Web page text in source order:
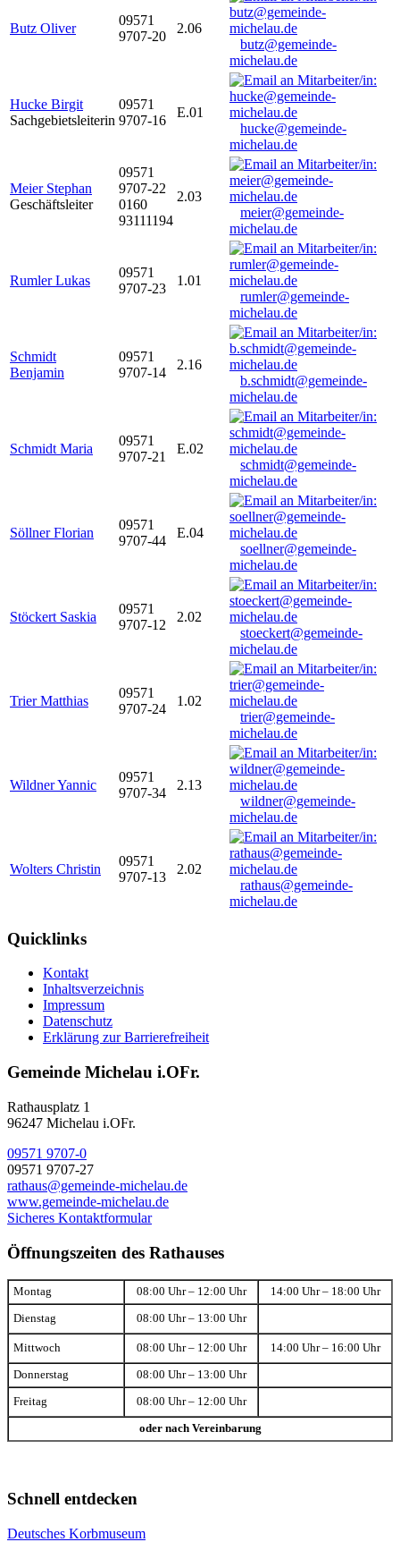
Butz Oliver
09571
9707-20
2.06
butz@gemeinde-
michelau.de
Hucke Birgit
Sachgebietsleiterin
09571
9707-16
E.01
hucke@gemeinde-
michelau.de
Meier Stephan
Geschäftsleiter
09571
9707-22
0160
93111194
2.03
meier@gemeinde-
michelau.de
Rumler Lukas
09571
9707-23
1.01
rumler@gemeinde-
michelau.de
Schmidt
Benjamin
09571
9707-14
2.16
b.schmidt@gemeinde-
michelau.de
Schmidt Maria
09571
9707-21
E.02
schmidt@gemeinde-
michelau.de
Söllner Florian
09571
9707-44
E.04
soellner@gemeinde-
michelau.de
Stöckert Saskia
09571
9707-12
2.02
stoeckert@gemeinde-
michelau.de
Trier Matthias
09571
9707-24
1.02
trier@gemeinde-
michelau.de
Wildner Yannic
09571
9707-34
2.13
wildner@gemeinde-
michelau.de
Wolters Christin
09571
9707-13
2.02
rathaus@gemeinde-
michelau.de
Quicklinks
Kontakt
Inhaltsverzeichnis
Impressum
Datenschutz
Erklärung zur Barrierefreiheit
Gemeinde Michelau i.OFr.
Rathausplatz 1
96247 Michelau i.OFr.
09571 9707-0
09571 9707-27
rathaus@gemeinde-michelau.de
www.gemeinde-michelau.de
Sicheres Kontaktformular
Öffnungszeiten des Rathauses
Montag 08:00 Uhr – 12:00 Uhr 14:00 Uhr – 18:00 Uhr
Dienstag 08:00 Uhr – 13:00 Uhr
Mittwoch 08:00 Uhr – 12:00 Uhr 14:00 Uhr – 16:00 Uhr
Donnerstag 08:00 Uhr – 13:00 Uhr
Freitag 08:00 Uhr – 12:00 Uhr
oder nach Vereinbarung
Schnell entdecken
Deutsches Korbmuseum